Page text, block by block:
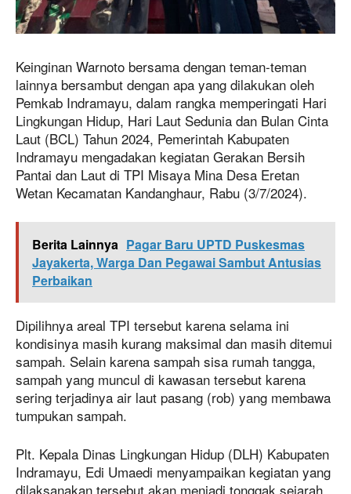
Keinginan Warnoto bersama dengan teman-teman
lainnya bersambut dengan apa yang dilakukan oleh
Pemkab Indramayu, dalam rangka memperingati Hari
Lingkungan Hidup, Hari Laut Sedunia dan Bulan Cinta
Laut (BCL) Tahun 2024, Pemerintah Kabupaten
Indramayu mengadakan kegiatan Gerakan Bersih
Pantai dan Laut di TPI Misaya Mina Desa Eretan
Wetan Kecamatan Kandanghaur, Rabu (3/7/2024).
Berita Lainnya Pagar Baru UPTD Puskesmas
Jayakerta, Warga Dan Pegawai Sambut Antusias
Perbaikan
Dipilihnya areal TPI tersebut karena selama ini
kondisinya masih kurang maksimal dan masih ditemui
sampah. Selain karena sampah sisa rumah tangga,
sampah yang muncul di kawasan tersebut karena
sering terjadinya air laut pasang (rob) yang membawa
tumpukan sampah.
Plt. Kepala Dinas Lingkungan Hidup (DLH) Kabupaten
Indramayu, Edi Umaedi menyampaikan kegiatan yang
dilaksanakan tersebut akan menjadi tonggak sejarah